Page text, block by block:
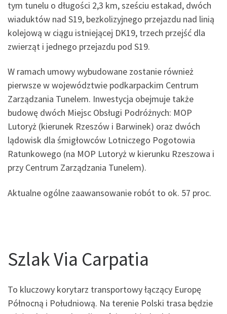
tym tunelu o długości 2,3 km, sześciu estakad, dwóch
wiaduktów nad S19, bezkolizyjnego przejazdu nad linią
kolejową w ciągu istniejącej DK19, trzech przejść dla
zwierząt i jednego przejazdu pod S19.
W ramach umowy wybudowane zostanie również
pierwsze w województwie podkarpackim Centrum
Zarządzania Tunelem. Inwestycja obejmuje także
budowę dwóch Miejsc Obsługi Podróżnych: MOP
Lutoryż (kierunek Rzeszów i Barwinek) oraz dwóch
lądowisk dla śmigłowców Lotniczego Pogotowia
Ratunkowego (na MOP Lutoryż w kierunku Rzeszowa i
przy Centrum Zarządzania Tunelem).
Aktualne ogólne zaawansowanie robót to ok. 57 proc.
Szlak Via Carpatia
To kluczowy korytarz transportowy łączący Europę
Północną i Południową. Na terenie Polski trasa będzie